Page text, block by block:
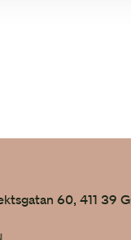
60, 411 39